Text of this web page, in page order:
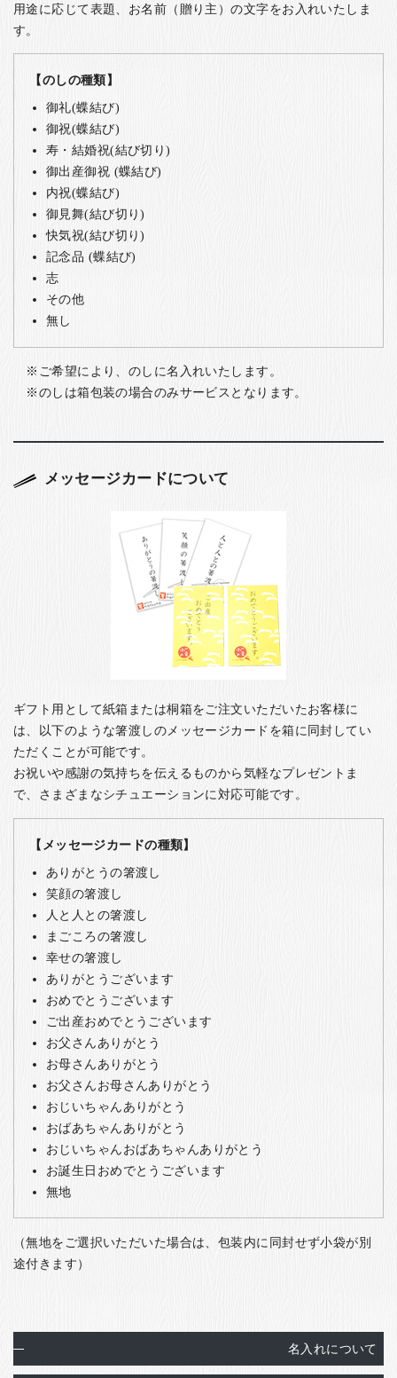
用途に応じて表題、お名前（贈り主）の文字をお入れいたしま
す。
【のしの種類】
御礼(蝶結び)
御祝(蝶結び)
寿・結婚祝(結び切り)
御出産御祝 (蝶結び)
内祝(蝶結び)
御見舞(結び切り)
快気祝(結び切り)
記念品 (蝶結び)
志
その他
無し
ご希望により、のしに名入れいたします。
のしは箱包装の場合のみサービスとなります。
メッセージカードについて
ギフト用として紙箱または桐箱をご注文いただいたお客様に
は、以下のような箸渡しのメッセージカードを箱に同封してい
ただくことが可能です。
お祝いや感謝の気持ちを伝えるものから気軽なプレゼントま
で、さまざまなシチュエーションに対応可能です。
【メッセージカードの種類】
ありがとうの箸渡し
笑顔の箸渡し
人と人との箸渡し
まごころの箸渡し
幸せの箸渡し
ありがとうございます
おめでとうございます
ご出産おめでとうございます
お父さんありがとう
お母さんありがとう
お父さんお母さんありがとう
おじいちゃんありがとう
おばあちゃんありがとう
おじいちゃんおばあちゃんありがとう
お誕生日おめでとうございます
無地
（無地をご選択いただいた場合は、包装内に同封せず小袋が別
途付きます）
名入れについて